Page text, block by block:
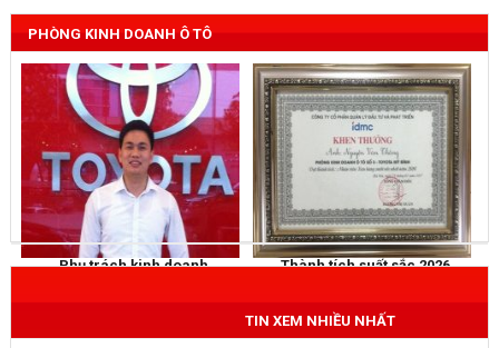
PHÒNG KINH DOANH Ô TÔ
Phụ trách kinh doanh Thành tích suất sắc 2026
TIN XEM NHIỀU NHẤT